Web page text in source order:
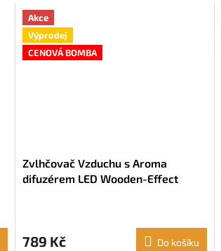
Akce
Výprodej
CENOVÁ BOMBA
Zvlhčovač Vzduchu s Aroma
difuzérem LED Wooden-Effect
789 Kč Do košíku